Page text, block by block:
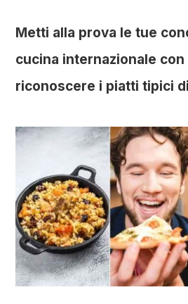
Metti alla prova le tue
cucina internazionale con
riconoscere i piatti tipici